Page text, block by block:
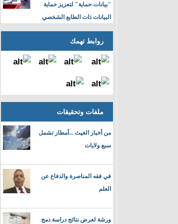
"بيانات-حماية" لتعزيز حماية
البيانات ذات الطابع الشخصي
روابط تهمك
ملفات وتحقيقات
من أخبار الغيث ...أمطار تشمل
سبع ولايات
في فقه المناصرة والدفاع عن
العلم
ورشة لعرض نتائج دراسة دمج